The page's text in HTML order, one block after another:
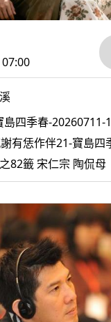
島四季春-20260711-
有恁作伴21-寶島四
82籤 宋仁宗 陶侃母